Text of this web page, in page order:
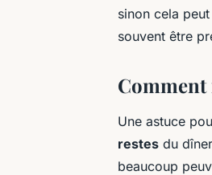
sinon cela
souvent être
Une astuce
restes du
beaucoup